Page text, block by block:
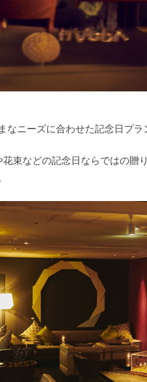
なニーズに合わせた記念日プラ
束などの記念日ならではの贈